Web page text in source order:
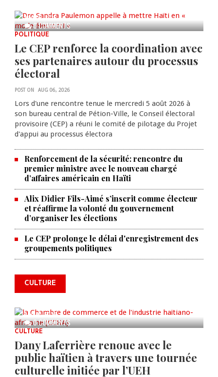
0 COMMENTS
AUG 06, 2026
POLITIQUE
Le CEP renforce la coordination avec
ses partenaires autour du processus
électoral
POST ON AUG 06, 2026
Lors d'une rencontre tenue le mercredi 5 août 2026 à
son bureau central de Pétion-Ville, le Conseil électoral
provisoire (CEP) a réuni le comité de pilotage du Projet
d'appui au processus électora
Renforcement de la sécurité: rencontre du
premier ministre avec le nouveau chargé
d’affaires américain en Haïti
Alix Didier Fils-Aimé s’inscrit comme électeur
et réaffirme la volonté du gouvernement
d’organiser les élections
Le CEP prolonge le délai d'enregistrement des
groupements politiques
CULTURE
0 COMMENTS
La Chambre de commerce et de
l'industrie haïtiano-africaine
commémorer le 235e
anniversaire de la cérémonie du
AUG 05, 2026
CULTURE
Dany Laferrière renoue avec le
public haïtien à travers une tournée
culturelle initiée par l’UEH